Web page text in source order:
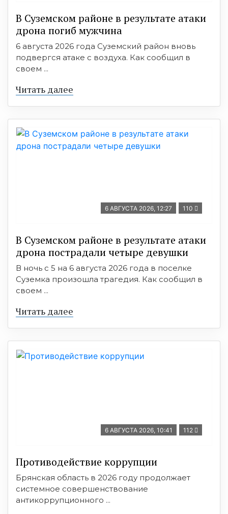
В Суземском районе в результате атаки
дрона погиб мужчина
6 августа 2026 года Суземский район вновь
подвергся атаке с воздуха. Как сообщил в
своем ...
Читать далее
6 АВГУСТА 2026, 12:27 110
В Суземском районе в результате атаки
дрона пострадали четыре девушки
В ночь с 5 на 6 августа 2026 года в поселке
Суземка произошла трагедия. Как сообщил в
своем ...
Читать далее
6 АВГУСТА 2026, 10:41 112
Противодействие коррупции
Брянская область в 2026 году продолжает
системное совершенствование
антикоррупционного ...